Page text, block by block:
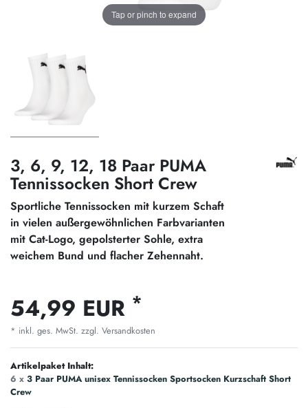
Tap or pinch to expand
3, 6, 9, 12, 18 Paar PUMA
Tennissocken Short Crew
Sportliche Tennissocken mit kurzem Schaft
in vielen außergewöhnlichen Farbvarianten
mit Cat-Logo, gepolsterter Sohle, extra
weichem Bund und flacher Zehennaht.
54,99 EUR *
* inkl. ges. MwSt. zzgl. Versandkosten
Artikelpaket Inhalt:
6 x 3 Paar PUMA unisex Tennissocken Sportsocken Kurzschaft Short
Crew